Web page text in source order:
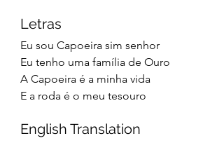
Letras
Eu sou Capoeira sim senhor
Eu tenho uma família de Ouro
A Capoeira é a minha vida
E a roda é o meu tesouro
English Translation